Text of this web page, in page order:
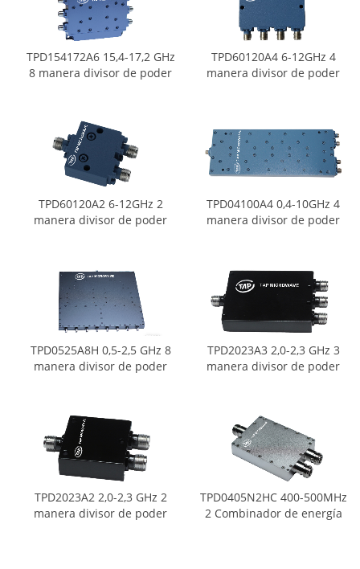
TPD154172A6 15,4-17,2 GHz
8 manera divisor de poder
TPD60120A4 6-12GHz 4
manera divisor de poder
TPD60120A2 6-12GHz 2
manera divisor de poder
TPD04100A4 0,4-10GHz 4
manera divisor de poder
TPD0525A8H 0,5-2,5 GHz 8
manera divisor de poder
TPD2023A3 2,0-2,3 GHz 3
manera divisor de poder
TPD2023A2 2,0-2,3 GHz 2
manera divisor de poder
TPD0405N2HC 400-500MHz
2 Combinador de energía